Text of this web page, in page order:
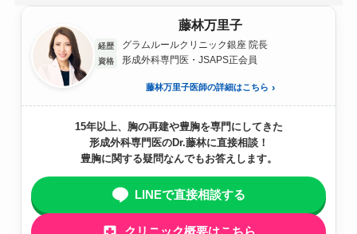
藤林万里子
経歴 グラムルールクリニック銀座 院長
資格 形成外科専門医・JSAPS正会員
藤林万里子医師の詳細はこちら
15年以上、胸の再建や豊胸を専門にしてきた
形成外科専門医のDr.藤林に直接相談！
豊胸に関する疑問なんでもお答えします。
LINEで直接相談する